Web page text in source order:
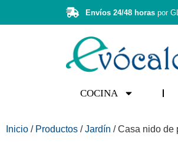
Envíos 24/48 horaspor
COCINA
Inicio / Productos /Jardín / Casa nido de